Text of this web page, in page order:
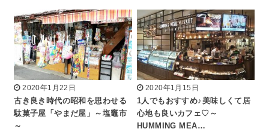
2020年1月22日
古き良き時代の昭和を思わせる
駄菓子屋「やまだ屋」～塩竈市
～
2020年1月15日
1人でもおすすめ♪美味しくて居
心地も良いカフェ♡～
HUMMING MEA…